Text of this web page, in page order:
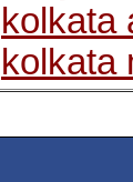
kolkata
kolkata